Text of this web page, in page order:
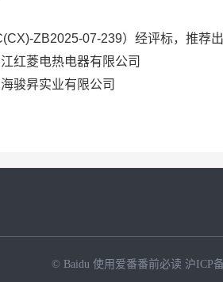
ZB2025-07-239）经评标，推荐出
红菱电热电器有限公司
骏昇实业有限公司
© Baidu 使用爱番番前必读 沪ICP